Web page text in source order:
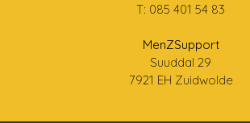
T: 085 401 54 83
MenZSupport
Suuddal 29
7921 EH Zuidwolde